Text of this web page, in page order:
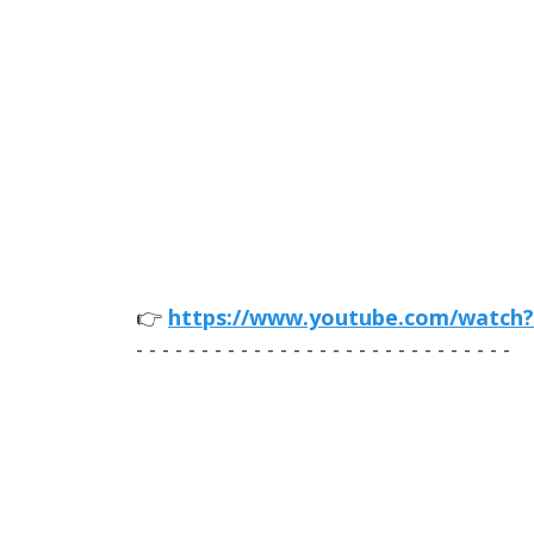
👉 https://www.youtube.com/
- - - - - - - - - - - - - - - - - - - - - - - - - - - - -